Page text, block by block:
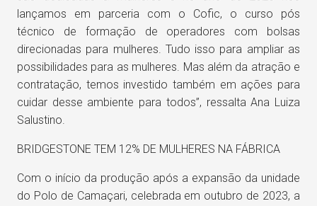
lançamos em parceria com o Cofic, o curso pós
técnico de formação de operadores com bolsas
direcionadas para mulheres. Tudo isso para ampliar as
possibilidades para as mulheres. Mas além da atração e
contratação, temos investido também em ações para
cuidar desse ambiente para todos”, ressalta Ana Luiza
Salustino.
BRIDGESTONE TEM 12% DE MULHERES NA FÁBRICA
Com o início da produção após a expansão da unidade
do Polo de Camaçari, celebrada em outubro de 2023, a